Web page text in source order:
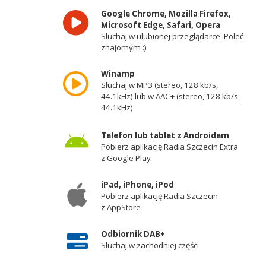
Google Chrome, Mozilla Firefox,
Microsoft Edge, Safari, Opera
Słuchaj w ulubionej przeglądarce. Poleć
znajomym :)
Winamp
Słuchaj w MP3 (stereo, 128 kb/s,
44.1kHz) lub w AAC+ (stereo, 128 kb/s,
44.1kHz)
Telefon lub tablet z Androidem
Pobierz aplikację Radia Szczecin Extra
z Google Play
iPad, iPhone, iPod
Pobierz aplikację Radia Szczecin
z AppStore
Odbiornik DAB+
Słuchaj w zachodniej części